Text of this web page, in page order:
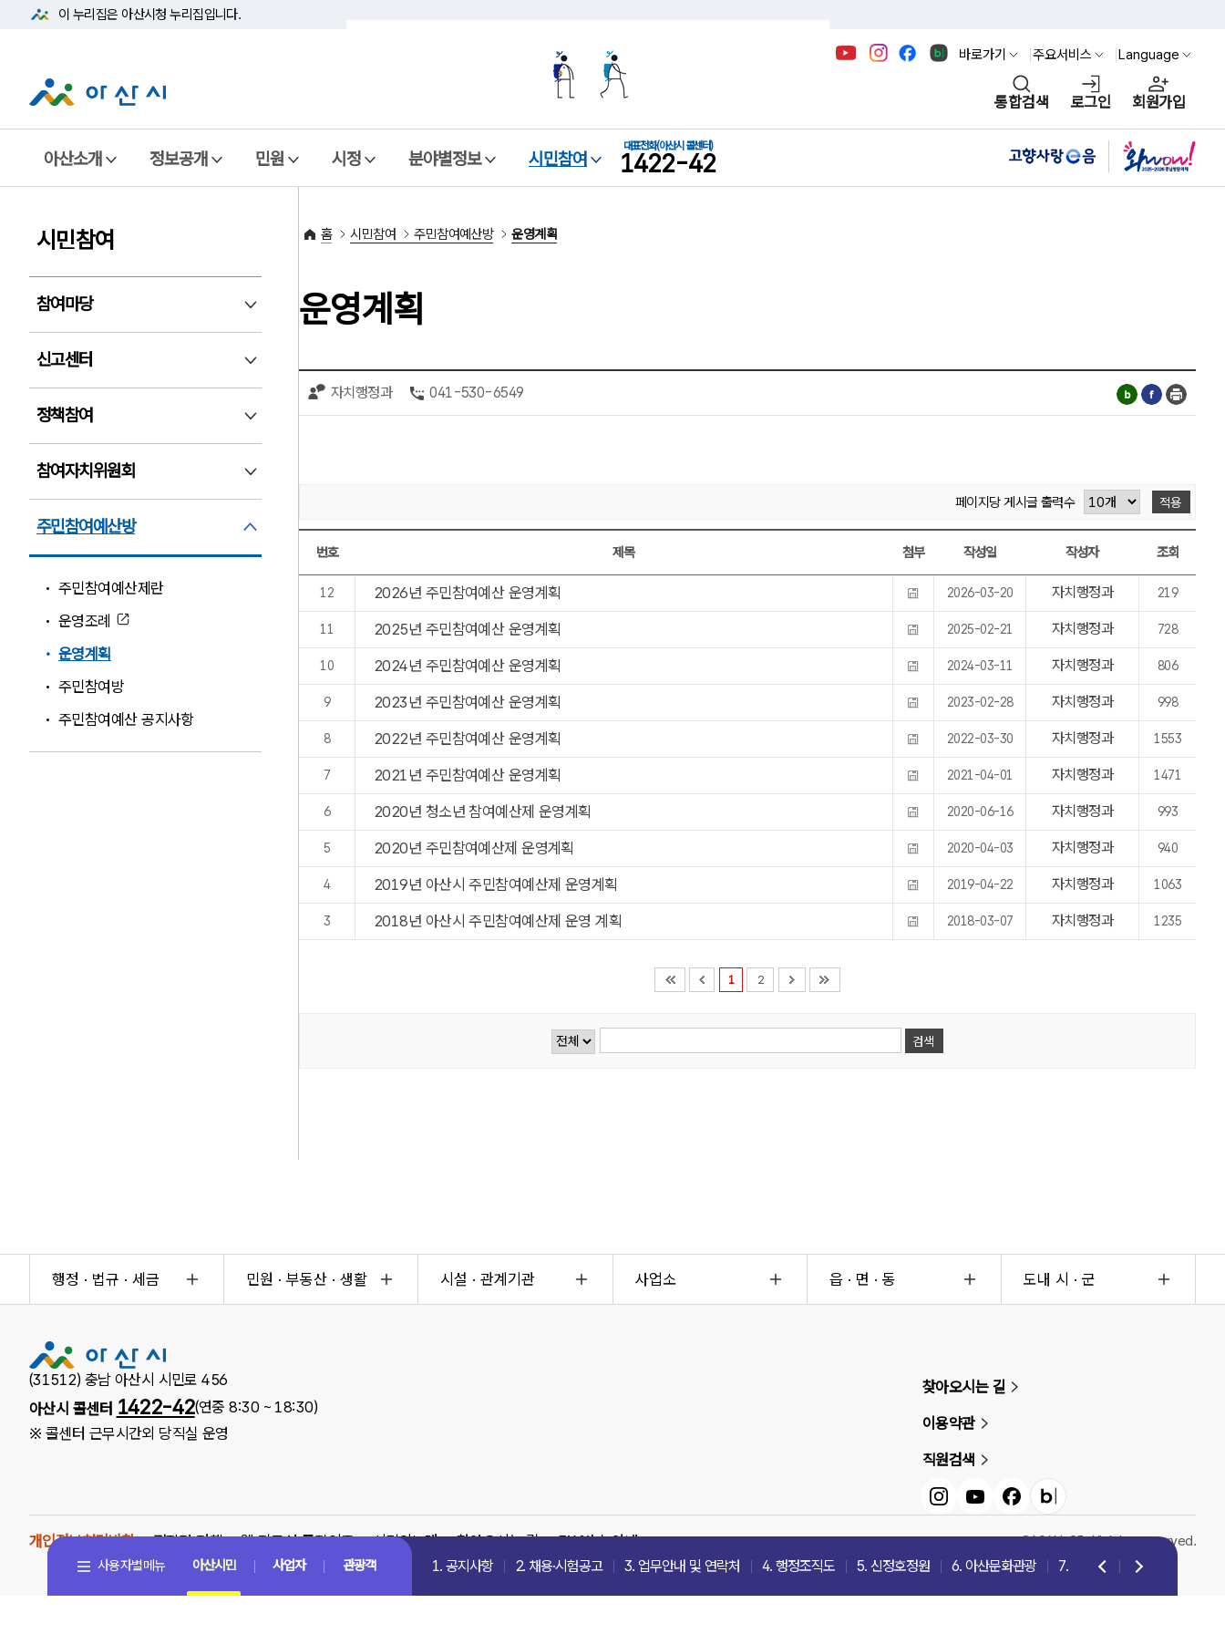
이 누리집은 아산시청 누리집입니다.
바로가기 주요서비스 Language
통합검색 로그인 회원가입
아산소개 정보공개 민원 시정 분야별정보 시민참여
대표전화(아산시 콜센터)
1422-42
시민참여
참여마당
신고센터
정책참여
참여자치위원회 참여자치위원회 펼침
주민참여예산방 주민참여예산방 펼침
주민참여예산제란
운영조례
운영계획
주민참여방
주민참여예산 공지사항
홈 시민참여 주민참여예산방 운영계획
운영계획
자치행정과 041-530-6549
페이지당 게시글 출력수 적용
[운영계획:2/1]번호,제목,첨부,작성일,작성자,조회
번호 제목 첨부 작성일 작성자 조회
12 2026년 주민참여예산 운영계획 2026-03-20 자치행정과 219
11 2025년 주민참여예산 운영계획 2025-02-21 자치행정과 728
10 2024년 주민참여예산 운영계획 2024-03-11 자치행정과 806
9 2023년 주민참여예산 운영계획 2023-02-28 자치행정과 998
8 2022년 주민참여예산 운영계획 2022-03-30 자치행정과 1553
7 2021년 주민참여예산 운영계획 2021-04-01 자치행정과 1471
6 2020년 청소년 참여예산제 운영계획 2020-06-16 자치행정과 993
5 2020년 주민참여예산제 운영계획 2020-04-03 자치행정과 940
4 2019년 아산시 주민참여예산제 운영계획 2019-04-22 자치행정과 1063
3 2018년 아산시 주민참여예산제 운영 계획 2018-03-07 자치행정과 1235
1 2
검색
행정 · 법규 · 세금 민원 · 부동산 · 생활 시설 · 관계기관 사업소 읍 · 면 · 동 도내 시 · 군
(31512) 충남 아산시 시민로 456
아산시 콜센터 1422-42(연중 8:30 ~ 18:30)
※ 콜센터 근무시간외 당직실 운영
찾아오시는 길
이용약관
직원검색
인스타그램
유튜브 페이스북블로그
개인정보처리방침 저작권 정책 웹 접근성 품질인증 시민의노래 찾아오시는 길 FAX번호 안내
©ASAN-SI. All rights reserved.
사용자별메뉴
아산시민 사업자 관광객 1. 공지사항 2. 채용·시험공고 3. 업무안내 및 연락처 4. 행정조직도 5. 신정호정원 6. 아산문화관광 7. 아산문화유산